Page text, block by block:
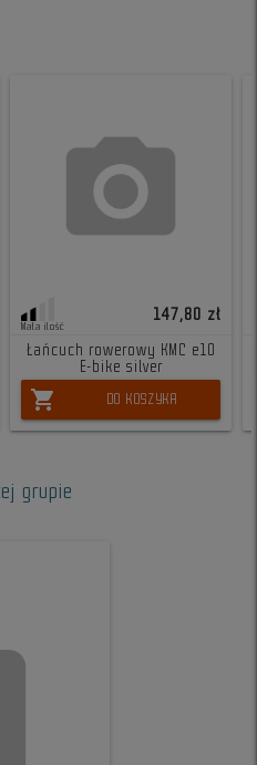
Mała ilość
147,80 zł
Łańcuch rowerowy KMC e10
E-bike silver
shopping_cart DO KOSZYKA
grupie